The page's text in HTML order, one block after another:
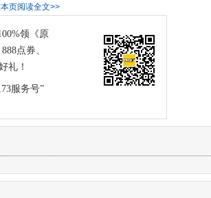
页阅读全文>>
领《原
点券、
礼！
服务号”